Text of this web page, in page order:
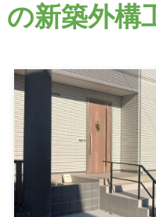
の新築外構